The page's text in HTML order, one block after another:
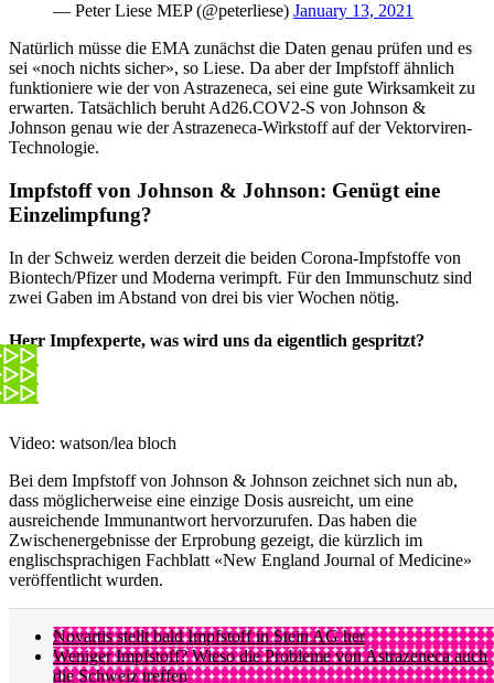
— Peter Liese MEP (@peterliese) January 13, 2021
Natürlich müsse die EMA zunächst die Daten genau prüfen und es
sei «noch nichts sicher», so Liese. Da aber der Impfstoff ähnlich
funktioniere wie der von Astrazeneca, sei eine gute Wirksamkeit zu
erwarten. Tatsächlich beruht Ad26.COV2-S von Johnson &
Johnson genau wie der Astrazeneca-Wirkstoff auf der Vektorviren-
Technologie.
Impfstoff von Johnson & Johnson: Genügt eine
Einzelimpfung?
In der Schweiz werden derzeit die beiden Corona-Impfstoffe von
Biontech/Pfizer und Moderna verimpft. Für den Immunschutz sind
zwei Gaben im Abstand von drei bis vier Wochen nötig.
Herr Impfexperte, was wird uns da eigentlich gespritzt?
Video: watson/lea bloch
Bei dem Impfstoff von Johnson & Johnson zeichnet sich nun ab,
dass möglicherweise eine einzige Dosis ausreicht, um eine
ausreichende Immunantwort hervorzurufen. Das haben die
Zwischenergebnisse der Erprobung gezeigt, die kürzlich im
englischsprachigen Fachblatt «New England Journal of Medicine»
veröffentlicht wurden.
Novartis stellt bald Impfstoff in Stein AG her
Weniger Impfstoff? Wieso die Probleme von Astrazeneca auch
die Schweiz treffen